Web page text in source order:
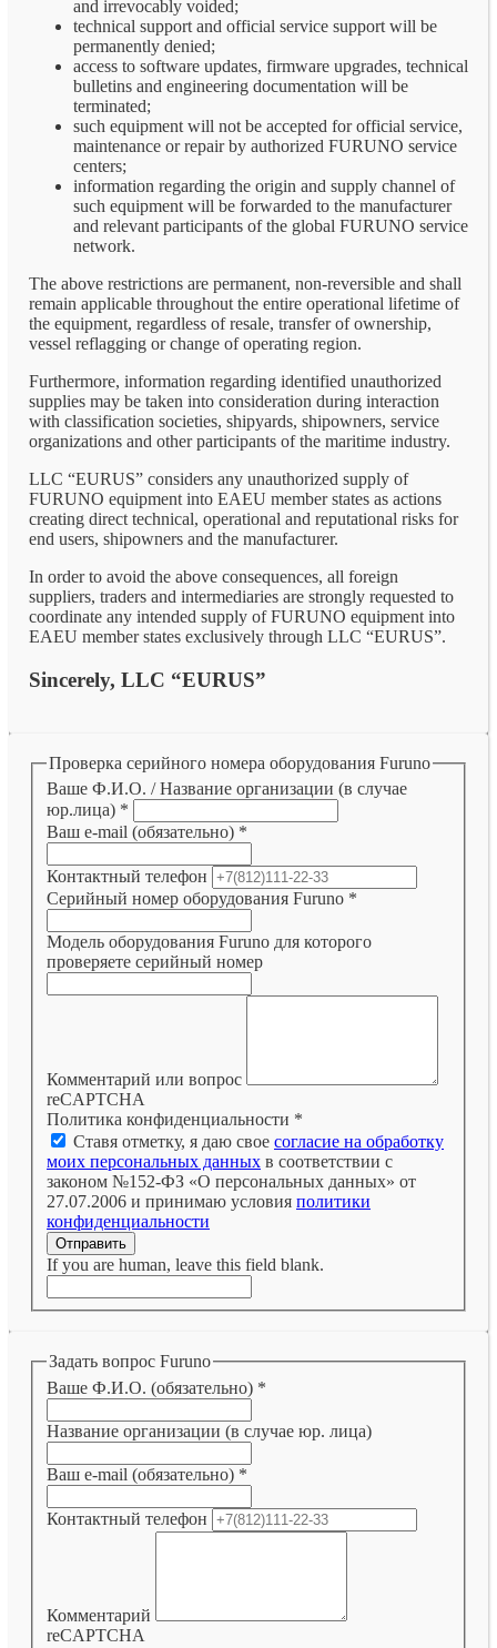
and irrevocably voided;
technical support and official service support will be
permanently denied;
access to software updates, firmware upgrades, technical
bulletins and engineering documentation will be
terminated;
such equipment will not be accepted for official service,
maintenance or repair by authorized FURUNO service
centers;
information regarding the origin and supply channel of
such equipment will be forwarded to the manufacturer
and relevant participants of the global FURUNO service
network.
The above restrictions are permanent, non-reversible and shall
remain applicable throughout the entire operational lifetime of
the equipment, regardless of resale, transfer of ownership,
vessel reflagging or change of operating region.
Furthermore, information regarding identified unauthorized
supplies may be taken into consideration during interaction
with classification societies, shipyards, shipowners, service
organizations and other participants of the maritime industry.
LLC “EURUS” considers any unauthorized supply of
FURUNO equipment into EAEU member states as actions
creating direct technical, operational and reputational risks for
end users, shipowners and the manufacturer.
In order to avoid the above consequences, all foreign
suppliers, traders and intermediaries are strongly requested to
coordinate any intended supply of FURUNO equipment into
EAEU member states exclusively through LLC “EURUS”.
Sincerely, LLC “EURUS”
Проверка серийного номера оборудования Furuno
Ваше Ф.И.О. / Название организации (в случае
юр.лица) *
Ваш e-mail (обязательно) *
Контактный телефон
Серийный номер оборудования Furuno *
Модель оборудования Furuno для которого
проверяете серийный номер
Комментарий или вопрос
reCAPTCHA
Политика конфиденциальности *
Ставя отметку, я даю свое согласие на обработку
моих персональных данных в соответствии с
законом №152-ФЗ «О персональных данных» от
27.07.2006 и принимаю условия политики
конфиденциальности
Отправить
If you are human, leave this field blank.
Задать вопрос Furuno
Ваше Ф.И.О. (обязательно) *
Название организации (в случае юр. лица)
Ваш e-mail (обязательно) *
Контактный телефон
Комментарий
reCAPTCHA